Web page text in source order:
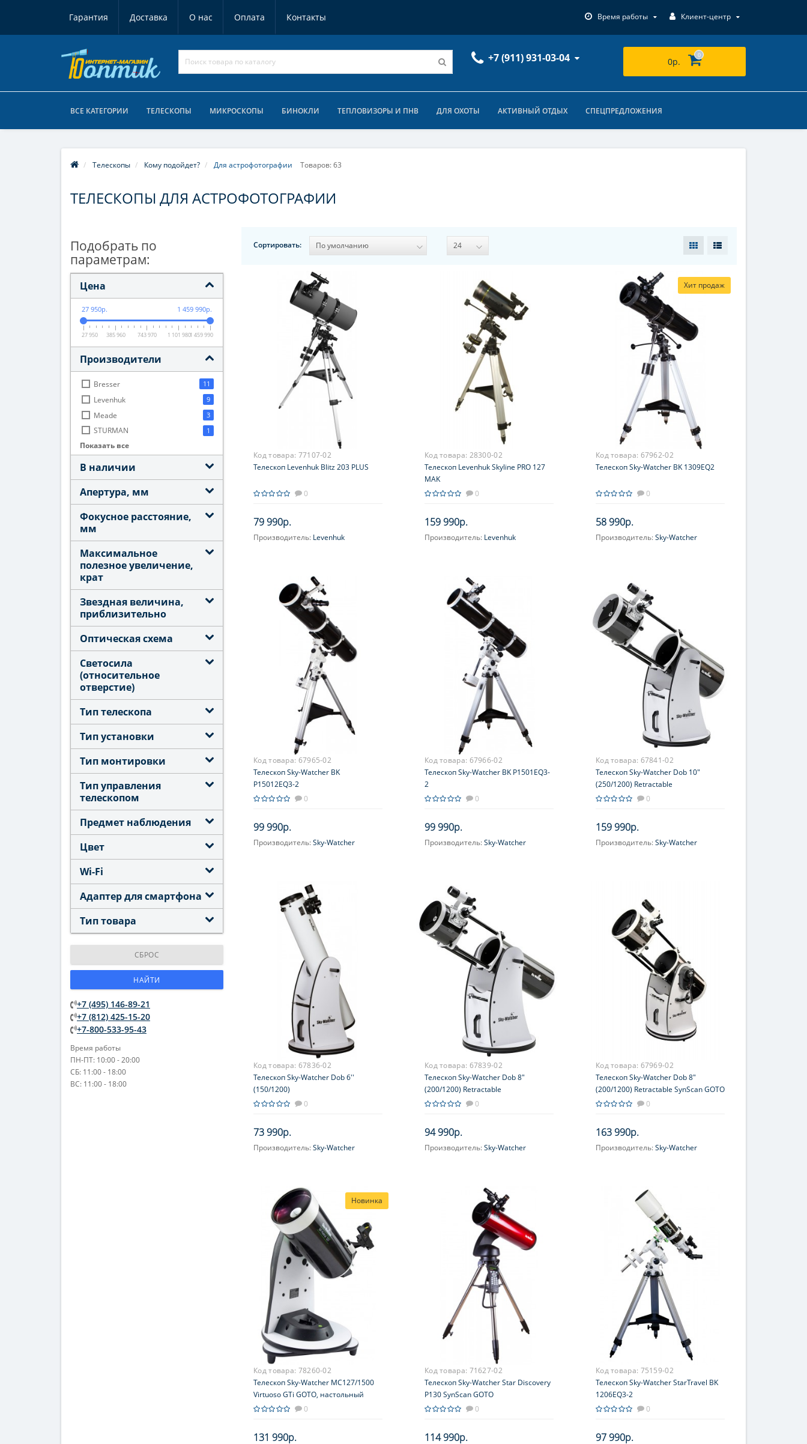
Гарантия Доставка О нас Оплата Контакты Время работы Клиент-центр
+7 (911) 931-03-04 0р.
0
ВСЕ КАТЕГОРИИ ТЕЛЕСКОПЫ МИКРОСКОПЫ БИНОКЛИ ТЕПЛОВИЗОРЫ И ПНВ ДЛЯ ОХОТЫ АКТИВНЫЙ ОТДЫХ СПЕЦПРЕДЛОЖЕНИЯ
Телескопы Кому подойдет? Для астрофотографии Товаров: 63
ТЕЛЕСКОПЫ ДЛЯ АСТРОФОТОГРАФИИ
Подобрать по
параметрам:
Цена
27 950р. 1 459 990р.
27 950 385 960 743 970 1 101 9801 459 990
Производители
Bresser 11
Levenhuk 9
Meade 3
STURMAN 1
Sky-Watcher
1
Показать все
В наличии
Апертура, мм
Фокусное расстояние,
мм
Максимальное
полезное увеличение,
крат
Звездная величина,
приблизительно
Оптическая схема
Светосила
(относительное
отверстие)
Тип телескопа
Тип установки
Тип монтировки
Тип управления
телескопом
Предмет наблюдения
Цвет
Wi-Fi
Адаптер для смартфона
Тип товара
СБРОС
НАЙТИ
+7 (495) 146-89-21
+7 (812) 425-15-20
+7-800-533-95-43
Время работы
ПН-ПТ: 10:00 - 20:00
СБ: 11:00 - 18:00
ВС: 11:00 - 18:00
Сортировать:
Код товара: 77107-02
Телескоп Levenhuk Blitz 203 PLUS
0
79 990р.
Производитель: Levenhuk
203 (8'')
Фокусное расстояние, мм:
Максимальное полезное
увеличение, крат:
Код товара: 28300-02
Телескоп Levenhuk Skyline PRO 127
MAK
0
159 990р.
Производитель: Levenhuk
(апертура), мм:
127 (5'')
Фокусное расстояние, мм:
Максимальное полезное
увеличение, крат:
Хит продаж
Код товара: 67962-02
Телескоп Sky-Watcher BK 1309EQ2
0
58 990р.
Производитель:Sky-Watcher
130 (5'')
Фокусное расстояние, мм:
Максимальное полезное
увеличение, крат:
Код товара: 67965-02
Телескоп Sky-Watcher BK
P15012EQ3-2
0
99 990р.
Производитель:Sky-Watcher
(апертура), мм:
150 (6'')
Фокусное расстояние, мм:
Максимальное полезное
увеличение, крат:
Код товара: 67966-02
Телескоп Sky-Watcher BK P1501EQ3-
2
0
99 990р.
Производитель:Sky-Watcher
(апертура), мм:
150 (6'')
Фокусное расстояние, мм:
Максимальное полезное
увеличение, крат:
Код товара: 67841-02
Телескоп Sky-Watcher Dob 10"
(250/1200) Retractable
0
159 990р.
Производитель:Sky-Watcher
Фокусное расстояние, мм:
Максимальное полезное
увеличение, крат:
Код товара: 67836-02
Телескоп Sky-Watcher Dob 6''
(150/1200)
0
73 990р.
Производитель:Sky-Watcher
(апертура), мм:
153 (6'')
Фокусное расстояние, мм:
1200
Максимальное полезное
увеличение, крат:
Код товара: 67839-02
Телескоп Sky-Watcher Dob 8"
(200/1200) Retractable
0
94 990р.
Производитель:Sky-Watcher
Фокусное расстояние, мм:
Максимальное полезное
увеличение, крат:
Код товара: 67969-02
Телескоп Sky-Watcher Dob 8"
(200/1200) Retractable SynScan GOTO
0
163 990р.
Производитель:Sky-Watcher
(апертура), мм:
Фокусное расстояние, мм:
Максимальное полезное
увеличение, крат:
Новинка
Код товара: 78260-02
Телескоп Sky-Watcher MC127/1500
Virtuoso GTi GOTO, настольный
0
131 990р.
Код товара: 71627-02
Телескоп Sky-Watcher Star Discovery
P130 SynScan GOTO
0
114 990р.
Код товара: 75159-02
Телескоп Sky-Watcher StarTravel BK
1206EQ3-2
0
97 990р.